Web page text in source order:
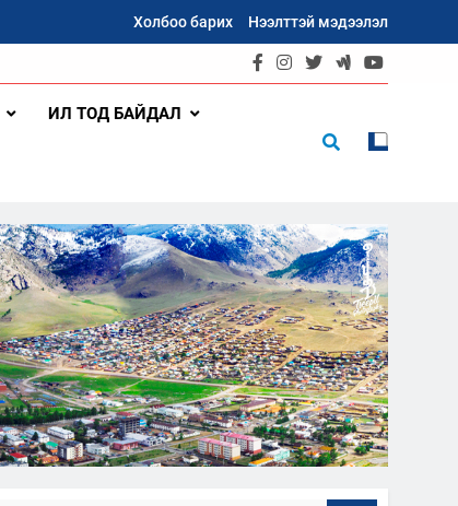
Холбоо барих Нээлттэй мэдээлэл
ИЛ ТОД БАЙДАЛ